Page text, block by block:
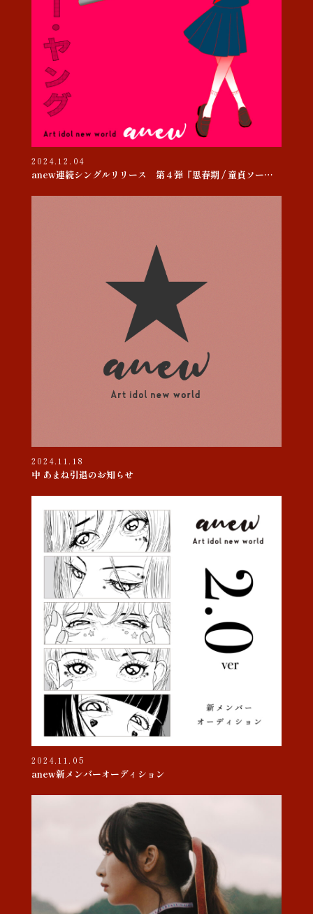
2024.12.04
anew連続シングルリリース 第４弾『思春期 / 童貞ソー・ヤング』
2024.11.18
中 あまね引退のお知らせ
2024.11.05
anew新メンバーオーディション